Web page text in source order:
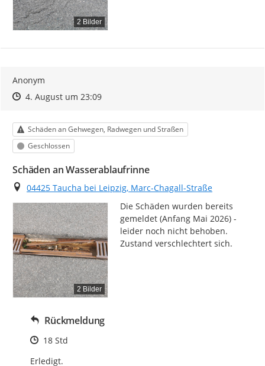
2 Bilder
Anonym
Zeitpunkt des Erstellens
Zeitpunkt des Erstellens
4. August um 23:09Zur Äußerung
Kategorie
Schäden an Gehwegen, Radwegen und Straßen
Status
Geschlossen
Schäden an Wasserablaufrinne
Ort
04425 Taucha bei Leipzig, Marc-Chagall-Straße
2 Bilder
Die Schäden wurden bereits
gemeldet (Anfang Mai 2026) -
leider noch nicht behoben.
Zustand verschlechtert sich.
Rückmeldung
Zeitpunkt des Erstellens
18 Std
Erledigt.